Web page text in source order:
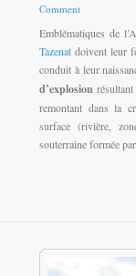
Comment
Emblématiques de
Tazenat doivent leur
conduit à leur
d’explosion
remontant dans la
surface (rivière,
souterraine formée